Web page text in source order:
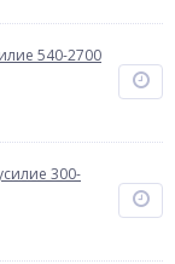
540-2700
300-